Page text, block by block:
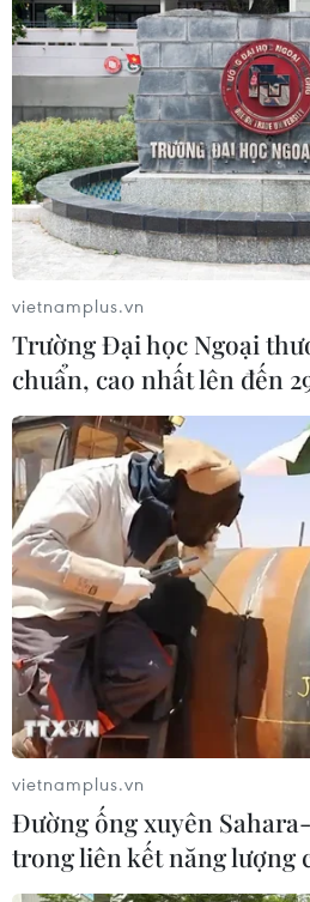
vietnamplus.vn
Trường Đại học Ngoại
chuẩn, cao nhất lên đến
vietnamplus.vn
Đường ống xuyên
trong liên kết năng lượng